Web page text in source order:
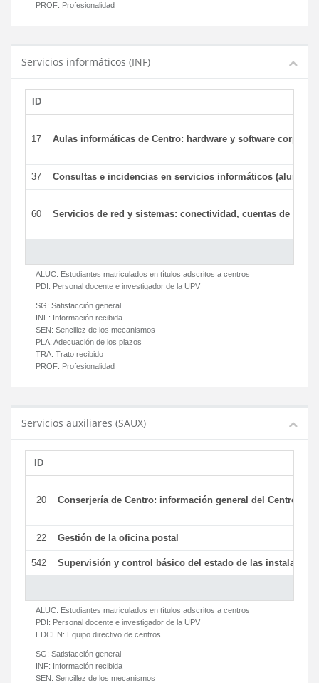
PROF: Profesionalidad
Servicios informáticos (INF)
ID
17 Aulas informáticas de Centro: hardware y software
37 Consultas e incidencias en servicios informáticos (alumnos)
60 Servicios de red y sistemas: conectividad, cuentas de
ALUC: Estudiantes matriculados en títulos adscritos a centros
PDI: Personal docente e investigador de la UPV
SG: Satisfacción general
INF: Información recibida
SEN: Sencillez de los mecanismos
PLA: Adecuación de los plazos
TRA: Trato recibido
PROF: Profesionalidad
Servicios auxiliares (SAUX)
ID
20 Conserjería de Centro: información general del Centro y
22 Gestión de la oficina postal
542 Supervisión y control básico del estado de las
ALUC: Estudiantes matriculados en títulos adscritos a centros
PDI: Personal docente e investigador de la UPV
EDCEN: Equipo directivo de centros
SG: Satisfacción general
INF: Información recibida
SEN: Sencillez de los mecanismos